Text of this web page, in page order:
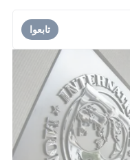
تابعوا